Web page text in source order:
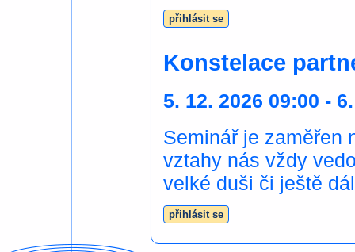
přihlásit se
Konstelace
5. 12. 2026 09:00 -
Seminář je zaměřen
vztahy nás vždy
velké duši či ještě
přihlásit se